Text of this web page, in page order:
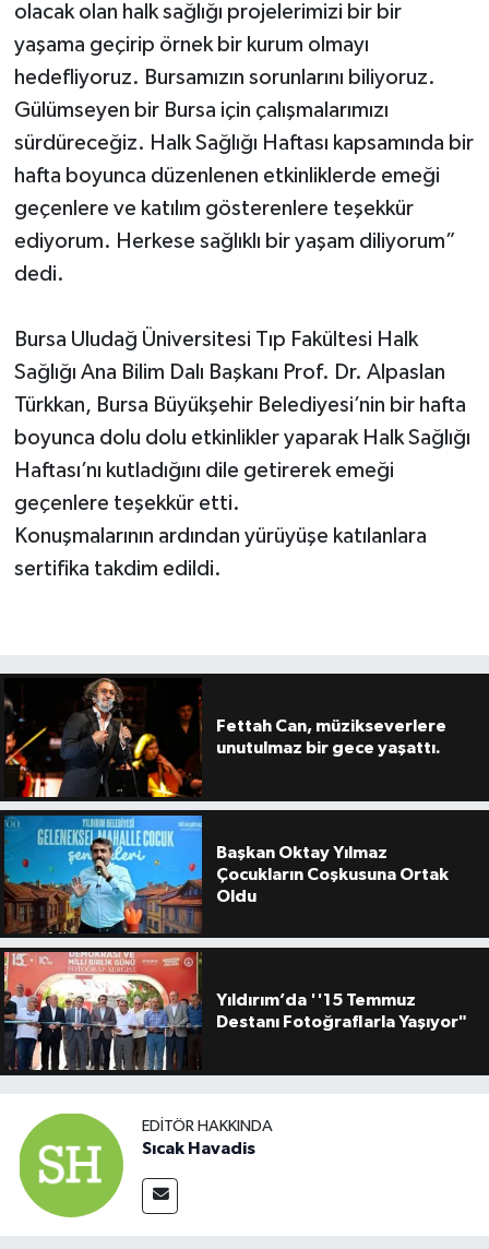
olacak olan halk sağlığı projelerimizi bir bir
yaşama geçirip örnek bir kurum olmayı
hedefliyoruz. Bursamızın sorunlarını biliyoruz.
Gülümseyen bir Bursa için çalışmalarımızı
sürdüreceğiz. Halk Sağlığı Haftası kapsamında bir
hafta boyunca düzenlenen etkinliklerde emeği
geçenlere ve katılım gösterenlere teşekkür
ediyorum. Herkese sağlıklı bir yaşam diliyorum”
dedi.
Bursa Uludağ Üniversitesi Tıp Fakültesi Halk
Sağlığı Ana Bilim Dalı Başkanı Prof. Dr. Alpaslan
Türkkan, Bursa Büyükşehir Belediyesi’nin bir hafta
boyunca dolu dolu etkinlikler yaparak Halk Sağlığı
Haftası’nı kutladığını dile getirerek emeği
geçenlere teşekkür etti.
Konuşmalarının ardından yürüyüşe katılanlara
sertifika takdim edildi.
Fettah Can, müzikseverlere
unutulmaz bir gece yaşattı.
Başkan Oktay Yılmaz
Çocukların Coşkusuna Ortak
Oldu
Yıldırım’da ''15 Temmuz
Destanı Fotoğraflarla Yaşıyor"
EDITÖR HAKKINDA
Sıcak Havadis